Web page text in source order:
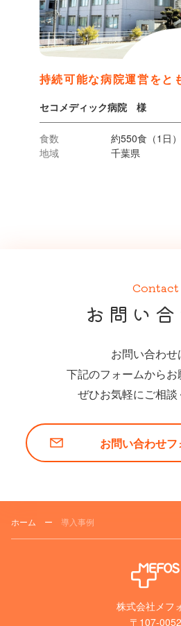
持続可能な病院運営をと
セコメディック病院 様
食数
約550食（1日）
地域
千葉県
Contact
お問い
お問い合わせ
下記のフォームからお
ぜひお気軽にご相談
お問い合わせフ
ホーム ー 導入事例
株式会社メフ
〒107-0052